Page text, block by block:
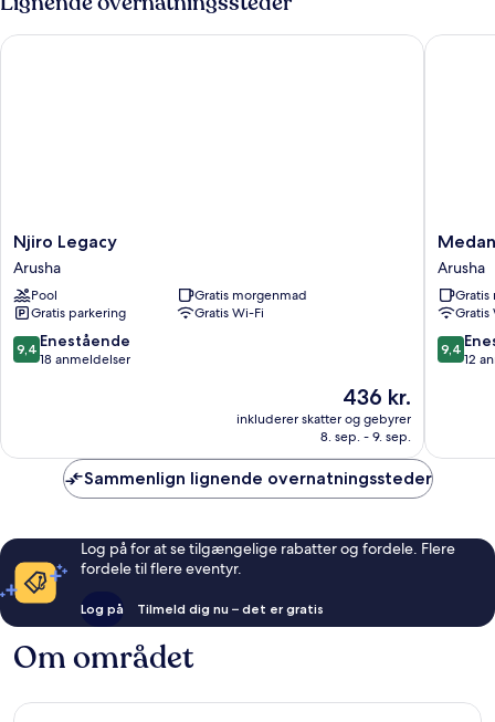
enkeltsenge
Njiro
Legacy
Arusha
Njiro Legacy
Arusha
Pool
Gratis morgenmad
Gratis parkering
Gratis Wi-Fi
9.4
ud
anmeldelser
9,4 Enestående
18 anmeldelser
Prisen
436 kr.
436 kr.
inkluderer skatter og gebyrer
8. sep. - 9. sep.
Njiro Legacy
Medan
Hotel
&
Arusha
Arusha
Gratis
Gratis
9.4
ud
9,4
12
Medan
Sammenlign lignende overnatningssteder
Log på for at se tilgængelige rabatter og fordele. Flere
fordele til flere eventyr.
Log på Tilmeld dig nu – det er gratis
Om området